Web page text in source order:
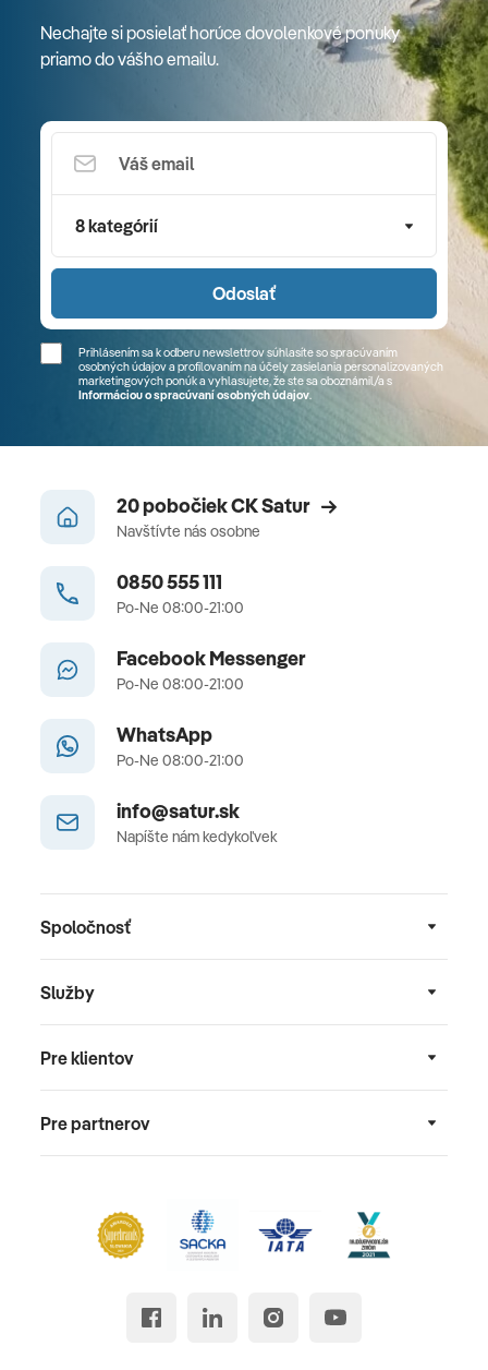
Nechajte si posielať horúce dovolenkové ponuky
priamo do vášho emailu.
8 kategórií
Odoslať
Prihlásením sa k odberu newslettrov súhlasíte so spracúvaním
osobných údajov a profilovaním na účely zasielania personalizovaných
marketingových ponúk a vyhlasujete, že ste sa oboznámil/a s
Informáciou o spracúvaní osobných údajov.
20 pobočiek CK Satur
Navštívte nás osobne
0850 555 111
Po-Ne 08:00-21:00
Facebook Messenger
Po-Ne 08:00-21:00
WhatsApp
Po-Ne 08:00-21:00
info@satur.sk
Napíšte nám kedykoľvek
Spoločnosť
Služby
Pre klientov
Pre partnerov